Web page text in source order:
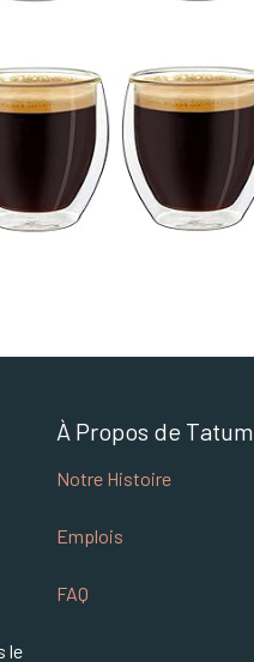
À Propos de Tatum
Notre Histoire
Emplois
FAQ
le